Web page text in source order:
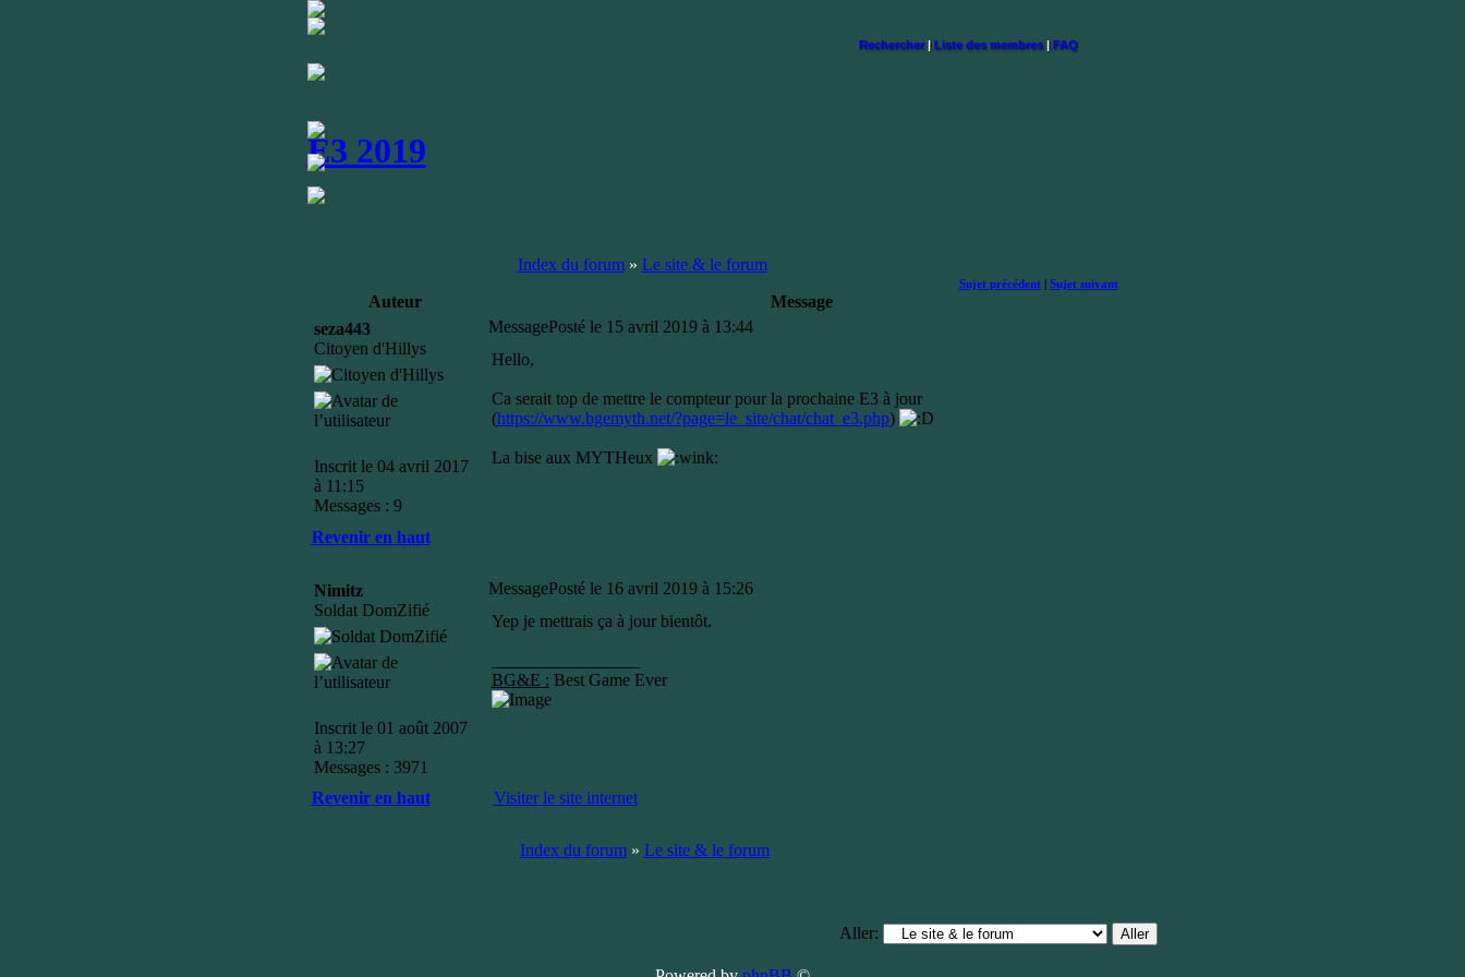
Rechercher| Liste des membres| FAQ
E3 2019
Index du forum» Le site & le forum
Sujet précédent| Sujet suivant
Auteur
Message
seza443
Citoyen d'Hillys
Inscrit le 04 avril 2017
à 11:15
Messages : 9
MessagePosté le 15 avril 2019 à 13:44
Hello,
Ca serait top de mettre le compteur pour la prochaine E3 à jour
(https://www.bgemyth.net/?page=le_site/chat/chat_e3.php)
La bise aux MYTHeux
Revenir en haut
Nimitz
Soldat DomZifié
Inscrit le 01 août 2007
à 13:27
Messages : 3971
MessagePosté le 16 avril 2019 à 15:26
Yep je mettrais ça à jour bientôt.
BG&E : Best Game Ever
Revenir en haut Visiter le site internet
Index du forum» Le site & le forum
Aller: